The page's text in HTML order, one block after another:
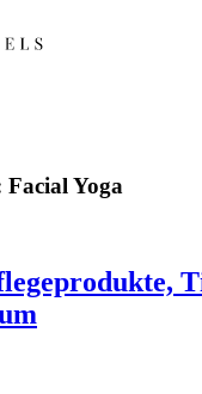
Facial Yoga